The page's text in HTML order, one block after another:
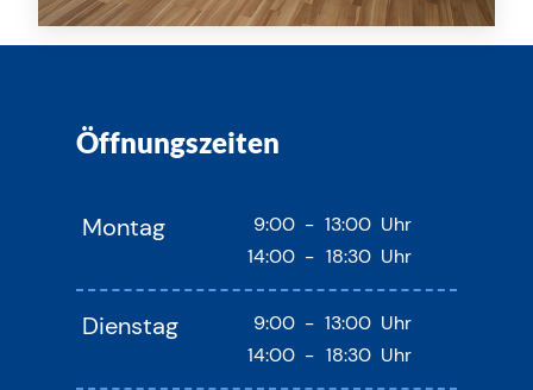
Öffnungszeiten
Montag 9:00 - 13:00 Uhr
14:00 - 18:30 Uhr
Dienstag 9:00 - 13:00 Uhr
14:00 - 18:30 Uhr